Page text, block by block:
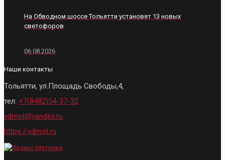
На Обводном шоссе Тольятти установят 13 новых
светофоров
06.08.2026
Наши контакты
Тольятти, ул.Площадь Свободы,4,
тел: +7(8482)54-37-32
vdmst@yandex.ru
https://vdmst.ru